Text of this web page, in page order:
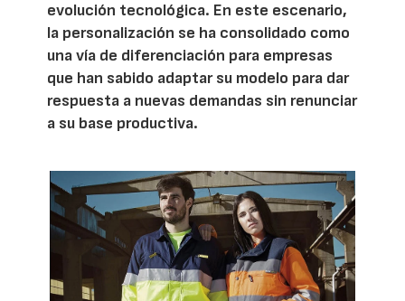
evolución tecnológica. En este escenario,
la personalización se ha consolidado como
una vía de diferenciación para empresas
que han sabido adaptar su modelo para dar
respuesta a nuevas demandas sin renunciar
a su base productiva.